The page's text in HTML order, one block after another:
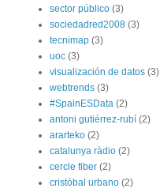
sector público (3)
sociedadred2008 (3)
tecnimap (3)
uoc (3)
visualización de datos (3)
webtrends (3)
#SpainESData (2)
antoni gutiérrez-rubí (2)
ararteko (2)
catalunya ràdio (2)
cercle fiber (2)
cristóbal urbano (2)